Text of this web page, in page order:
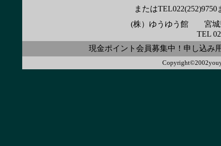
または
(株）ゆうゆう館 宮城
TEL
現金ポイント会員募集中！申し込み